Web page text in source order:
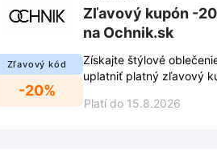
Zľavový kód
-20%
Zľavový kupón -
na Ochnik.sk
Získajte štýlové
uplatniť platný zľavový
Platí do 15.8.2026